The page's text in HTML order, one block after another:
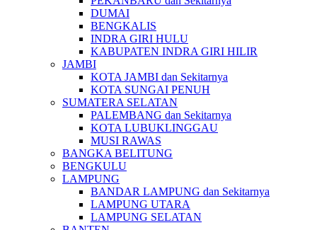
DUMAI
BENGKALIS
INDRA GIRI HULU
KABUPATEN INDRA GIRI HILIR
JAMBI
KOTA JAMBI dan Sekitarnya
KOTA SUNGAI PENUH
SUMATERA SELATAN
PALEMBANG dan Sekitarnya
KOTA LUBUKLINGGAU
MUSI RAWAS
BANGKA BELITUNG
BENGKULU
LAMPUNG
BANDAR LAMPUNG dan Sekitarnya
LAMPUNG UTARA
LAMPUNG SELATAN